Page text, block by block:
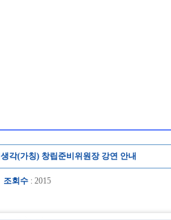
각(가칭) 창립준비위원장 강연 안내
조회수 : 2015